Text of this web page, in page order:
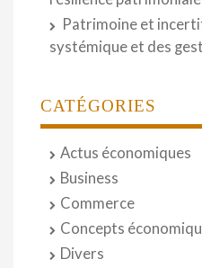
Patrimoine et
systémique et des
CATÉGORIES
Actus économiques
Business
Commerce
Concepts
Divers